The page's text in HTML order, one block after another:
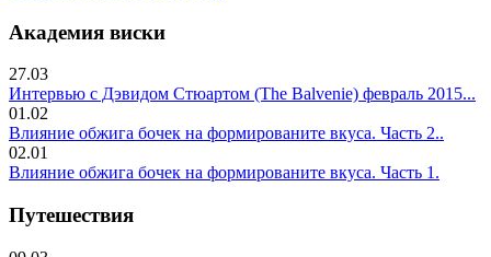
Академия виски
27.03
Интервью с Дэвидом Стюартом (The Balvenie) февраль 2015...
01.02
Влияние обжига бочек на формированите вкуса. Часть 2..
02.01
Влияние обжига бочек на формированите вкуса. Часть 1.
Путешествия